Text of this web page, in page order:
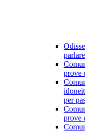
prove
per
prove